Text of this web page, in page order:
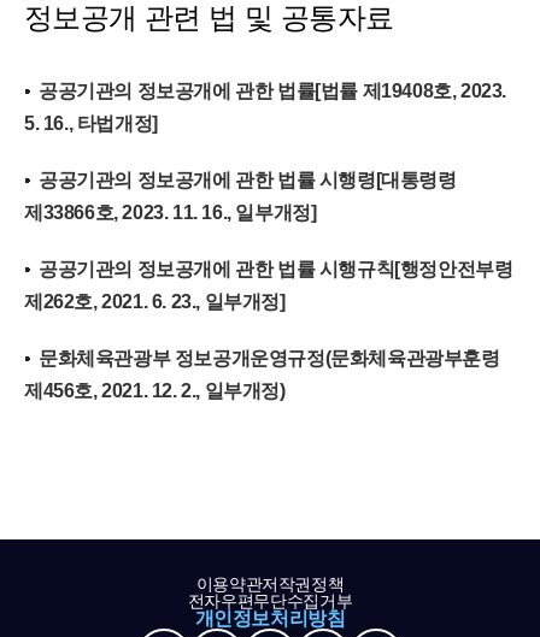
정보공개 관련 법 및 공통자료
공공기관의 정보공개에 관한 법률[법률 제19408호, 2023.
5. 16., 타법개정]
공공기관의 정보공개에 관한 법률 시행령[대통령령
제33866호, 2023. 11. 16., 일부개정]
공공기관의 정보공개에 관한 법률 시행규칙[행정안전부령
제262호, 2021. 6. 23., 일부개정]
문화체육관광부 정보공개운영규정(문화체육관광부훈령
제456호, 2021. 12. 2., 일부개정)
이용약관저작권정책
전자우편무단수집거부
개인정보처리방침